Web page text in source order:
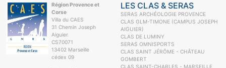
Région Provence et
Corse
Villa du CAES
31 Chemin Joseph
Aiguier
CS70071
13402 Marseille
cédex 09
LES CLAS & SERAS
SERAS ARCHÉOLOGIE PROVENCE
CLAS GLM-TIMONE (CAMPUS JOSEPH
AIGUIER)
CLAS DE LUMINY
SERAS OMNISPORTS
CLAS SAINT JÉRÔME - CHÂTEAU
GOMBERT
CLAS SAINT-CHARLES - MARSEILLE